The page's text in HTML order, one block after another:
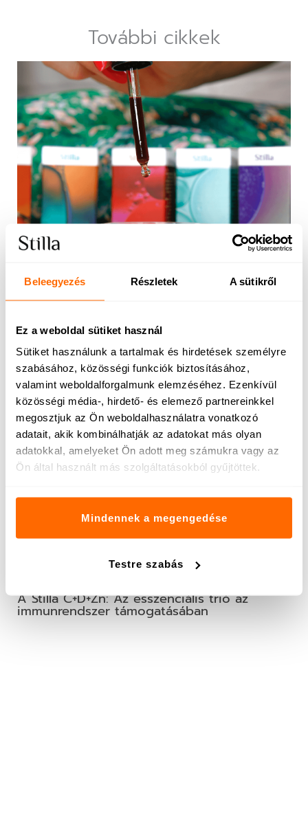
Beleegyezés Részletek A sütikről
Ez a weboldal sütiket használ
Sütiket használunk a tartalmak és hirdetések személyre
szabásához, közösségi funkciók biztosításához,
valamint weboldalforgalmunk elemzéséhez. Ezenkívül
közösségi média-, hirdető- és elemező partnereinkkel
megosztjuk az Ön weboldalhasználatra vonatkozó
adatait, akik kombinálhatják az adatokat más olyan
adatokkal, amelyeket Ön adott meg számukra vagy az
Ön által használt más szolgáltatásokból gyűjtöttek.
Mindennek a megengedése
Testre szabás
További cikkek
Folyékony vitamin komplexek vs. tabletták
A Stilla C+D+Zn: Az esszenciális trió az
immunrendszer támogatásában